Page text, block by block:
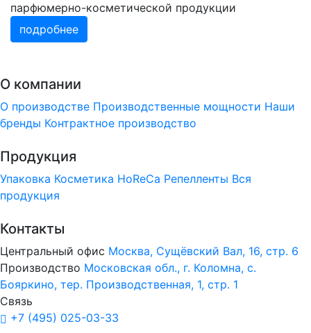
парфюмерно-косметической продукции
подробнее
О компании
О производстве Производственные мощности Наши
бренды Контрактное производство
Продукция
Упаковка Косметика HoReCa Репелленты Вся
продукция
Контакты
Центральный офис Москва, Сущёвский Вал, 16, стр. 6
Производство Московская обл., г. Коломна, с.
Бояркино, тер. Производственная, 1, стр. 1
Связь
+7 (495) 025-03-33